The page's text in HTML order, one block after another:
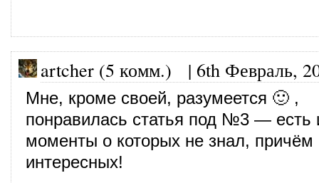
artcher (5 комм.) | 6th Февраль,
Мне, кроме своей, разумеется 🙂 ,
понравилась статья под №3 — есть
моменты о которых не знал, причём
интересных!